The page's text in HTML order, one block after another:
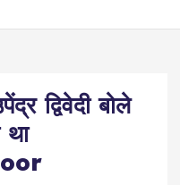
द्विवेदी बोले